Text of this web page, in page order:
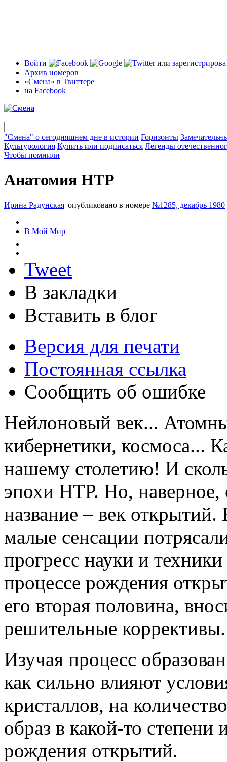
Войти или
Архив номеров
«Смена» в Твиттере
на Facebook
"Смена" о сегодняшнем дне в истории Горизонты
Культурология Купить или подписаться Легенды
Чтобы помнили
Анатомия НТР
Ирина Радунская| опубликовано в номере №1285, декабрь 1980
В Мой Мир
Tweet
В закладки
Вставить в блог
Версия для печати
Постоянная ссылка
Сообщить об ошибке
Нейлоновый век...
кибернетики, космоса...
нашему столетию! И
эпохи НТР. Но,
название – век
малые сенсации
прогресс науки и
процессе рождения
его вторая половина,
решительные коррективы.
Изучая процесс
как сильно влияют
кристаллов, на
образ в какой-то степени
рождения открытий.